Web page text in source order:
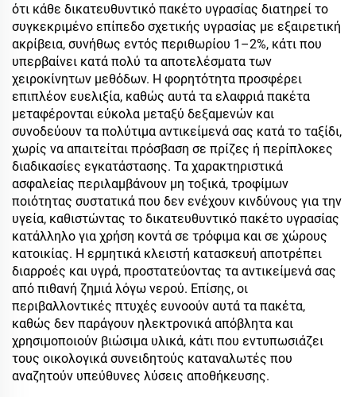
ότι κάθε δικατευθυντικό πακέτο υγρασίας διατηρεί το
συγκεκριμένο επίπεδο σχετικής υγρασίας με εξαιρετική
ακρίβεια, συνήθως εντός περιθωρίου 1–2%, κάτι που
υπερβαίνει κατά πολύ τα αποτελέσματα των
χειροκίνητων μεθόδων. Η φορητότητα προσφέρει
επιπλέον ευελιξία, καθώς αυτά τα ελαφριά πακέτα
μεταφέρονται εύκολα μεταξύ δεξαμενών και
συνοδεύουν τα πολύτιμα αντικείμενά σας κατά το ταξίδι,
χωρίς να απαιτείται πρόσβαση σε πρίζες ή περίπλοκες
διαδικασίες εγκατάστασης. Τα χαρακτηριστικά
ασφαλείας περιλαμβάνουν μη τοξικά, τροφίμων
ποιότητας συστατικά που δεν ενέχουν κινδύνους για την
υγεία, καθιστώντας το δικατευθυντικό πακέτο υγρασίας
κατάλληλο για χρήση κοντά σε τρόφιμα και σε χώρους
κατοικίας. Η ερμητικά κλειστή κατασκευή αποτρέπει
διαρροές και υγρά, προστατεύοντας τα αντικείμενά σας
από πιθανή ζημιά λόγω νερού. Επίσης, οι
περιβαλλοντικές πτυχές ευνοούν αυτά τα πακέτα,
καθώς δεν παράγουν ηλεκτρονικά απόβλητα και
χρησιμοποιούν βιώσιμα υλικά, κάτι που εντυπωσιάζει
τους οικολογικά συνειδητούς καταναλωτές που
αναζητούν υπεύθυνες λύσεις αποθήκευσης.